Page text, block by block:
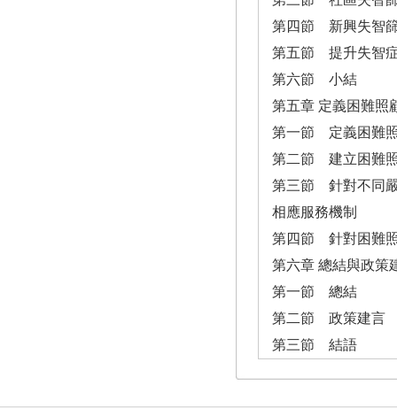
第四節 新興失智
第五節 提升失智
第六節 小結
第五章 定義困難照
第一節 定義困難
第二節 建立困難
第三節 針對不同
相應服務機制
第四節 針對困難
第六章 總結與政策
第一節 總結
第二節 政策建言
第三節 結語